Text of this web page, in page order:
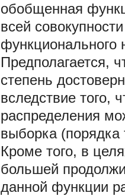
обобщенная
всей
функционального
Предполагается,
степень
вследствие того,
распределения
выборка
Кроме того, в
большей
данной функции